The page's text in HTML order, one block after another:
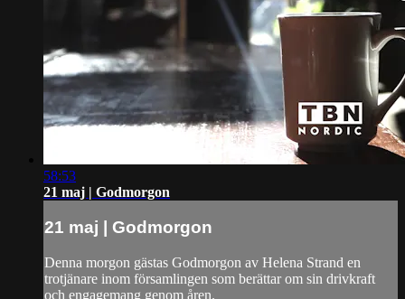
58:53
21 maj | Godmorgon
21 maj | Godmorgon
Denna morgon gästas Godmorgon av Helena Strand en
trotjänare inom församlingen som berättar om sin drivkraft
och engagemang genom åren.